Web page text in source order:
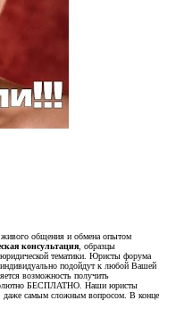
живого общения и обмена опытом
консультация , образцы
тематики. Юристы форума
подойдут к любой Вашей
возможность получить
БЕСПЛАТНО. Наши юристы
даже самым сложным вопросом. В конце